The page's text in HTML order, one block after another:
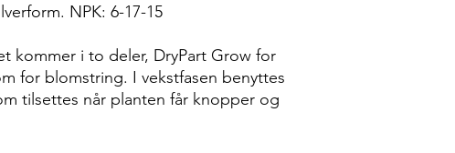
NPK: 6-17-15
kommer i to deler, DryPart Grow for
for blomstring. I vekstfasen benyttes
tilsettes når planten får knopper og